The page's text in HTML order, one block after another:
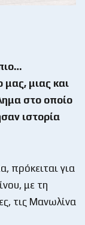
μας, μιας και
στο οποίο
ιστορία
πρόκειται για
με τη
τις Μανωλίνα